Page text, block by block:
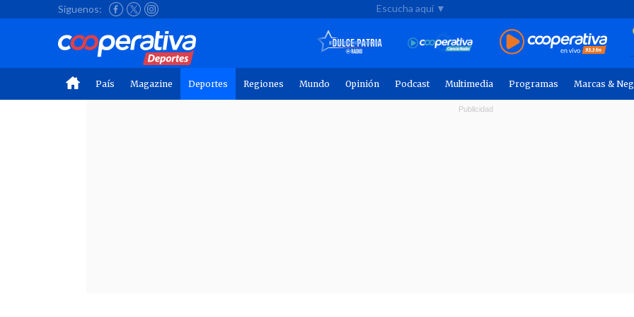
Síguenos: Escucha aquí ▼
País Magazine Deportes Regiones Mundo Opinión Podcast Multimedia Programas Marcas &